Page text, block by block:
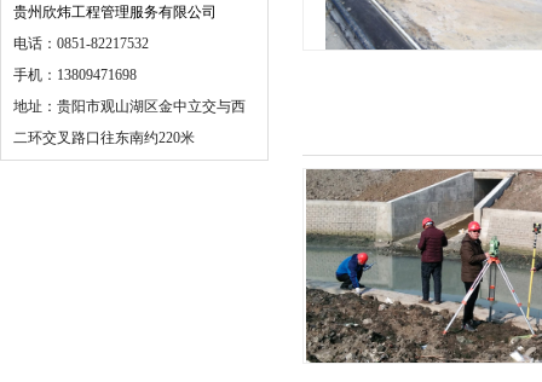
贵州欣炜工程管理服务有限公司
电话：0851-82217532
手机：13809471698
地址：贵阳市观山湖区金中立交与西
二环交叉路口往东南约220米